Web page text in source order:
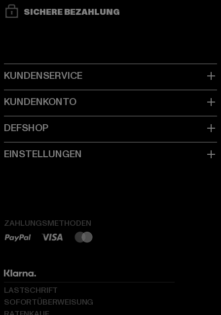
SICHERE BEZAHLUNG
ZAHLUNGSMETHODEN
LASTSCHRIFT
SOFORTÜBERWEISUNG